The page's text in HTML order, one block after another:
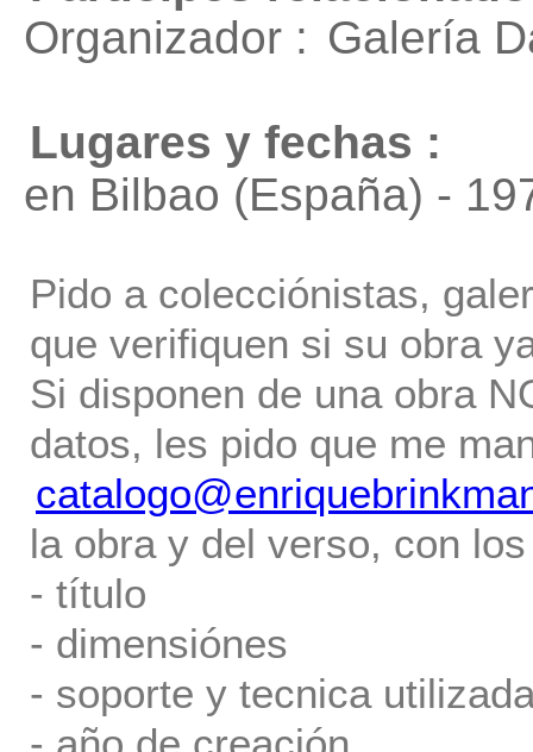
Organizador : Galería
Lugares y fechas :
en Bilbao (España) -
Pido a colecciónistas,
que verifiquen si su obra
Si disponen de una obra
datos, les pido que me
la obra y del verso, con
- título
- dimensiónes
- soporte y tecnica